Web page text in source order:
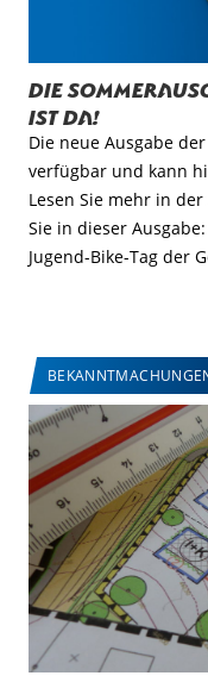
Die
ist da!
Die neue Ausgabe
verfügbar und kann
Lesen Sie mehr in
Sie in dieser
Jugend-Bike-Tag der